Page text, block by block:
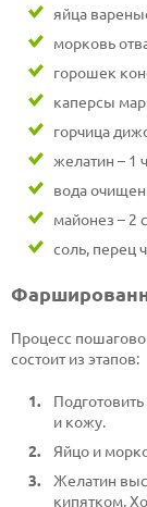
яйца
морковь
горошек
каперсы
горчица
желатин – 1
вода
майонез – 2
соль, перец
Процесс
состоит из этапов:
и кожу.
Яйцо и
Желатин
кипятком.